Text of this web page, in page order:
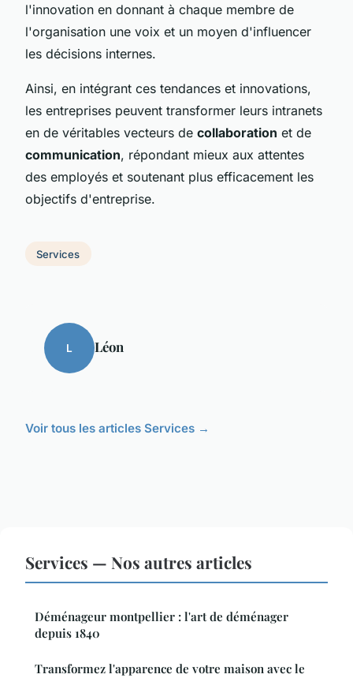
l'innovation en donnant à chaque membre de
l'organisation une voix et un moyen d'influencer
les décisions internes.
Ainsi, en intégrant ces tendances et innovations,
les entreprises peuvent transformer leurs intranets
en de véritables vecteurs de collaboration et de
communication, répondant mieux aux attentes
des employés et soutenant plus efficacement les
objectifs d'entreprise.
Services
L Léon
Voir tous les articles Services →
Services — Nos autres articles
Déménageur montpellier : l'art de déménager
depuis 1840
Transformez l'apparence de votre maison avec le